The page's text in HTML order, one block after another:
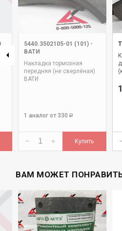
5440.3502105-01 (101) -
ВАТИ
Накладка тормозная
передняя (не сверлёная)
ВАТИ
1 аналог от 330 Р
Купить
ВАМ МОЖЕТ